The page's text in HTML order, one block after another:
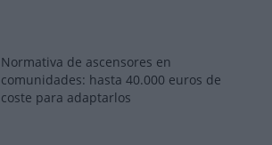
Normativa de ascensores en
comunidades: hasta 40.000 euros de
coste para adaptarlos